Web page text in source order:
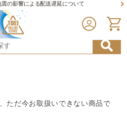
震の影響による配送遅延について
ただ今お取扱いできない商品で